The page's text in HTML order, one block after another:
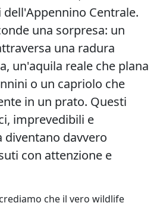
Centrale.
una sorpresa: un
una radura
un'aquila reale che plana
o un capriolo che
in un prato. Questi
imprevedibili e
davvero
con attenzione e
che il vero wildlife